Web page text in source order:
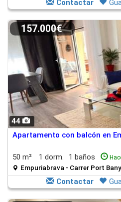
Contactar
44
157.000€
Apartamento con balcón en
50 m² 1 dorm. 1 baños
Empuriabrava - Carrer Port
Contactar